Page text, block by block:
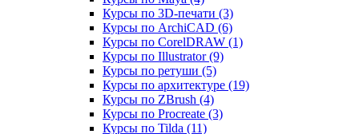
Курсы по 3D-печати (3)
Курсы по ArchiCAD (6)
Курсы по CorelDRAW (1)
Курсы по Illustrator (9)
Курсы по ретуши (5)
Курсы по архитектуре (19)
Курсы по ZBrush (4)
Курсы по Procreate (3)
Курсы по Tilda (11)